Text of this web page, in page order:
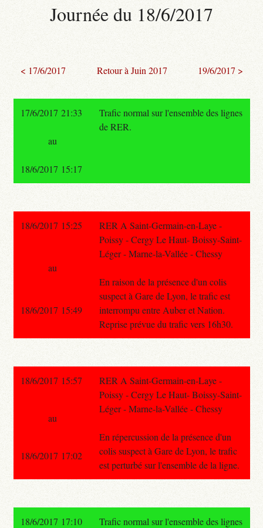
Journée du 18/6/2017
< 17/6/2017 Retour à Juin 2017 19/6/2017 >
17/6/2017 21:33
Trafic normal sur l'ensemble des lignes
de RER.
au
18/6/2017 15:17
18/6/2017 15:25
RER A Saint-Germain-en-Laye -
Poissy - Cergy Le Haut- Boissy-Saint-
Léger - Marne-la-Vallée - Chessy
En raison de la présence d'un colis
suspect à Gare de Lyon, le trafic est
interrompu entre Auber et Nation.
Reprise prévue du trafic vers 16h30.
au
18/6/2017 15:49
18/6/2017 15:57
RER A Saint-Germain-en-Laye -
Poissy - Cergy Le Haut- Boissy-Saint-
Léger - Marne-la-Vallée - Chessy
En répercussion de la présence d'un
colis suspect à Gare de Lyon, le trafic
est perturbé sur l'ensemble de la ligne.
au
18/6/2017 17:02
18/6/2017 17:10
Trafic normal sur l'ensemble des lignes